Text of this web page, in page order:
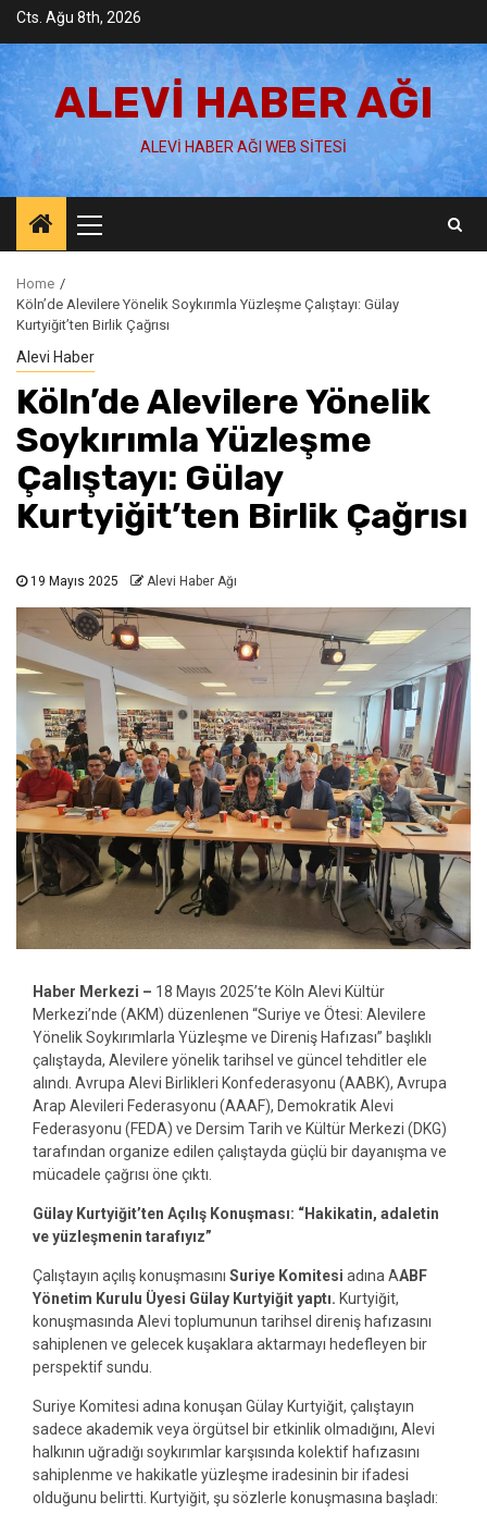
Skip
content
Cts. Ağu 8th, 2026
ALEVI HABER AĞI
ALEVI HABER AĞI WEB SITESI
Menu
Home
Köln’de Alevilere Yönelik Soykırımla Yüzleşme Çalıştayı: Gülay
Kurtyiğit’ten Birlik Çağrısı
Alevi Haber
Köln’de Alevilere Yönelik
Soykırımla Yüzleşme
Çalıştayı: Gülay
Kurtyiğit’ten Birlik Çağrısı
19 Mayıs 2025 Alevi Haber Ağı
Haber Merkezi – 18 Mayıs 2025’te Köln Alevi Kültür
Merkezi’nde (AKM) düzenlenen “Suriye ve Ötesi: Alevilere
Yönelik Soykırımlarla Yüzleşme ve Direniş Hafızası” başlıklı
çalıştayda, Alevilere yönelik tarihsel ve güncel tehditler ele
alındı. Avrupa Alevi Birlikleri Konfederasyonu (AABK), Avrupa
Arap Alevileri Federasyonu (AAAF), Demokratik Alevi
Federasyonu (FEDA) ve Dersim Tarih ve Kültür Merkezi (DKG)
tarafından organize edilen çalıştayda güçlü bir dayanışma ve
mücadele çağrısı öne çıktı.
Gülay Kurtyiğit’ten Açılış Konuşması: “Hakikatin, adaletin
ve yüzleşmenin tarafıyız”
Çalıştayın açılış konuşmasını Suriye Komitesi adına AABF
Yönetim Kurulu Üyesi Gülay Kurtyiğit yaptı. Kurtyiğit,
konuşmasında Alevi toplumunun tarihsel direniş hafızasını
sahiplenen ve gelecek kuşaklara aktarmayı hedefleyen bir
perspektif sundu.
Suriye Komitesi adına konuşan Gülay Kurtyiğit, çalıştayın
sadece akademik veya örgütsel bir etkinlik olmadığını, Alevi
halkının uğradığı soykırımlar karşısında kolektif hafızasını
sahiplenme ve hakikatle yüzleşme iradesinin bir ifadesi
olduğunu belirtti. Kurtyiğit, şu sözlerle konuşmasına başladı: